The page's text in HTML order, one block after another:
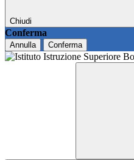
Chiudi
Conferma
Annulla Conferma